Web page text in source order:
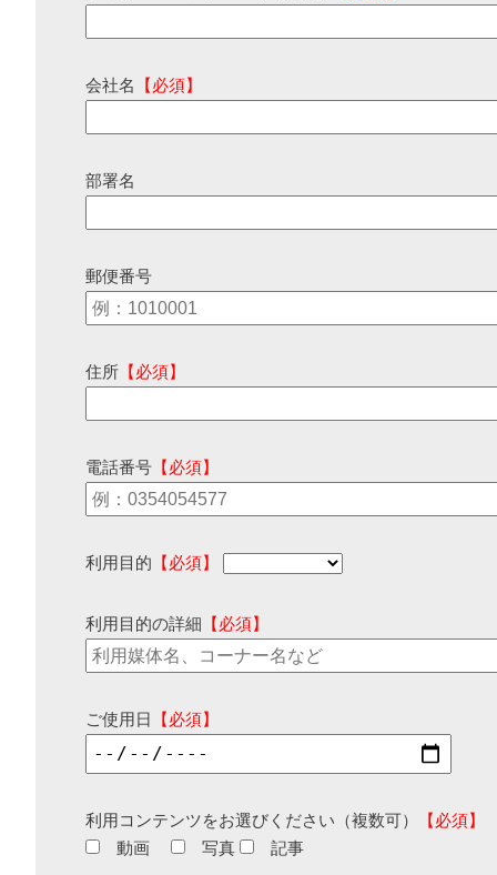
会社名 【必須】
部署名
郵便番号
住所 【必須】
電話番号 【必須】
利用目的 【必須】
利用目的の詳細 【必須】
ご使用日 【必須】
利用コンテンツをお選びください（複数可）
【必須】
動画
写真 記事